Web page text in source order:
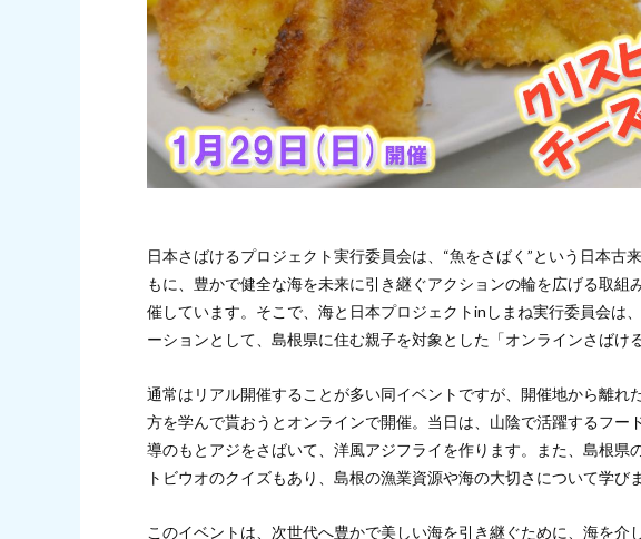
日本さばけるプロジェクト実行委員会は、“魚をさばく”という日本古
もに、豊かで健全な海を未来に引き継ぐアクションの輪を広げる取組
催しています。そこで、海と日本プロジェクトinしまね実行委員会は
ーションとして、島根県に住む親子を対象とした「オンラインさばけ
通常はリアル開催することが多い同イベントですが、開催地から離れ
方を学んで貰おうとオンラインで開催。当日は、山陰で活躍するフー
導のもとアジをさばいて、洋風アジフライを作ります。また、島根県
トビウオのクイズもあり、島根の漁業資源や海の大切さについて学びま
このイベントは、次世代へ豊かで美しい海を引き継ぐために、海を介